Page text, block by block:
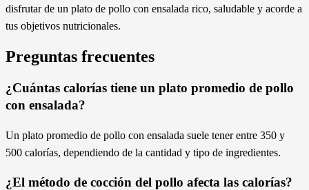
disfrutar de un plato de pollo con ensalada rico, saludable y acorde a
tus objetivos nutricionales.
Preguntas frecuentes
¿Cuántas calorías tiene un plato promedio de pollo
con ensalada?
Un plato promedio de pollo con ensalada suele tener entre 350 y
500 calorías, dependiendo de la cantidad y tipo de ingredientes.
¿El método de cocción del pollo afecta las calorías?